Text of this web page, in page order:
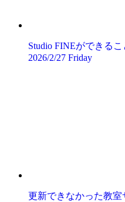
Studio FINEができるこ
2026/2/27 Friday
更新できなかった教